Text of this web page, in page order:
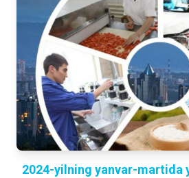
2024-yilning yanvar-martida